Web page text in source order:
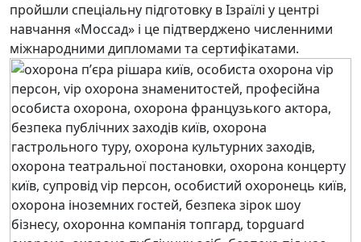
пройшли спеціальну підготовку в Ізраїлі у центрі
навчання «Моссад» і це підтверджено численними
міжнародними дипломами та сертифікатами.